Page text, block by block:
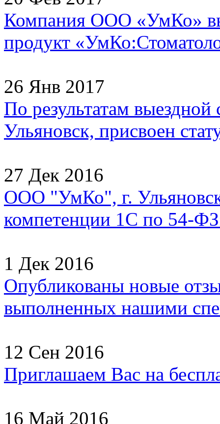
Компания ООО «УмКо»
продукт
26 Янв 2017
По результатам
Ульяновск, присвоен
27 Дек 2016
ООО "УмКо", г.
компетенции 1С по 54-
1 Дек 2016
Опубликованы новые
выполненных нашими
12 Сен 2016
Приглашаем Вас на
16 Май 2016